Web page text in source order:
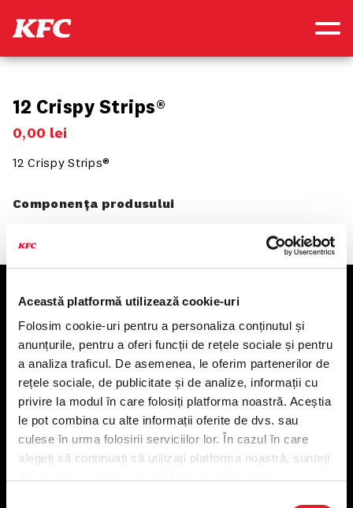
Această platformă utilizează cookie-uri
Folosim cookie-uri pentru a personaliza conținutul și
anunțurile, pentru a oferi funcții de rețele sociale și pentru
a analiza traficul. De asemenea, le oferim partenerilor de
rețele sociale, de publicitate și de analize, informații cu
privire la modul în care folosiți platforma noastră. Aceștia
le pot combina cu alte informații oferite de dvs. sau
culese în urma folosirii serviciilor lor. În cazul în care
alegeți să continuați să utilizați platforma noastră, sunteți
12 Crispy Strips®
0,00 lei
12 Crispy Strips®
Componența produsului
KFC
Meniu livrare
Meniu ridicare
Nutriționale și Alergeni
Abonare Newsletter
Contact
Utile
Termeni și condiții